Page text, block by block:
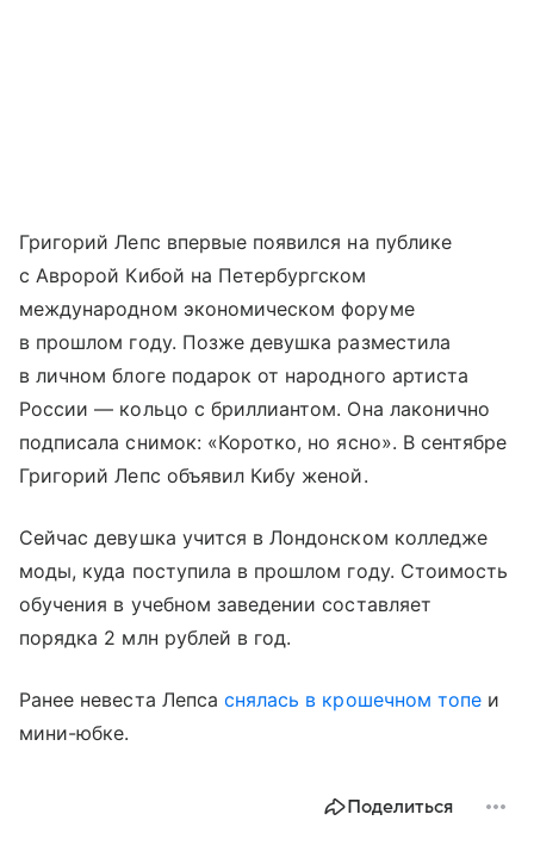
Григорий Лепс впервые появился на публике
с Авророй Кибой на Петербургском
международном экономическом форуме
в прошлом году. Позже девушка разместила
в личном блоге подарок от народного артиста
России — кольцо с бриллиантом. Она лаконично
подписала снимок: «Коротко, но ясно». В сентябре
Григорий Лепс объявил Кибу женой.
Сейчас девушка учится в Лондонском колледже
моды, куда поступила в прошлом году. Стоимость
обучения в учебном заведении составляет
порядка 2 млн рублей в год.
Ранее невеста Лепса снялась в крошечном топе и
мини-юбке.
Поделиться